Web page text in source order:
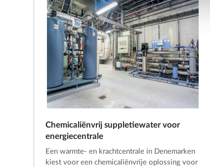
Chemicaliënvrij suppletiewater voor
energiecentrale
Een warmte- en krachtcentrale in Denemarken
kiest voor een chemicaliënvrije oplossing voor